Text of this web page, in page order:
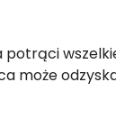
potrąci
może